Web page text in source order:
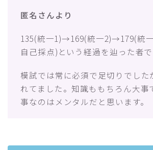
匿名さんより
135(統一1)→169(統一2)→179(統
自己採点)という経過を辿った者で
模試では常に必須で足切りでした
れてました。知識ももちろん大事
事なのはメンタルだと思います。